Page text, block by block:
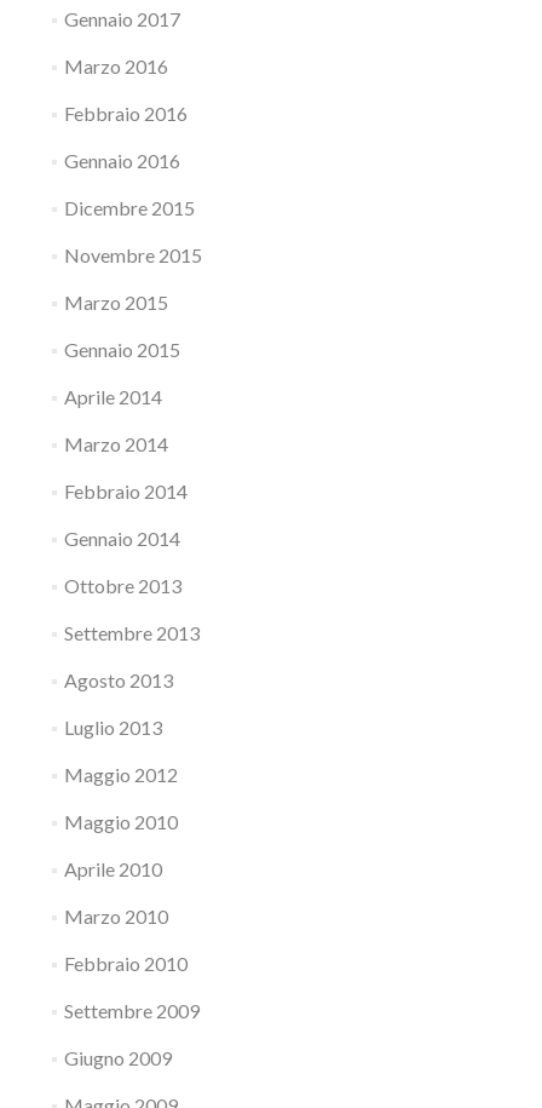
Gennaio 2017
Marzo 2016
Febbraio 2016
Gennaio 2016
Dicembre 2015
Novembre 2015
Marzo 2015
Gennaio 2015
Aprile 2014
Marzo 2014
Febbraio 2014
Gennaio 2014
Ottobre 2013
Settembre 2013
Agosto 2013
Luglio 2013
Maggio 2012
Maggio 2010
Aprile 2010
Marzo 2010
Febbraio 2010
Settembre 2009
Giugno 2009